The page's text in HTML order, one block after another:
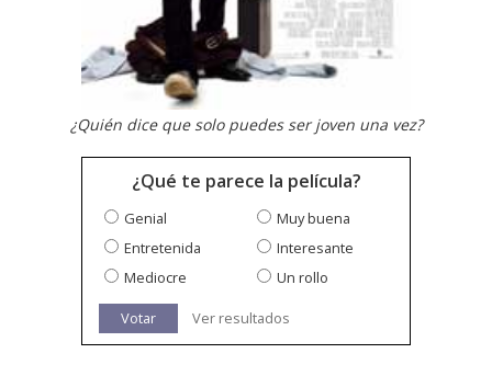
¿Quién dice que solo puedes ser joven una vez?
¿Qué te parece la película?
Genial
Muy buena
Entretenida
Interesante
Mediocre
Un rollo
Votar Ver resultados